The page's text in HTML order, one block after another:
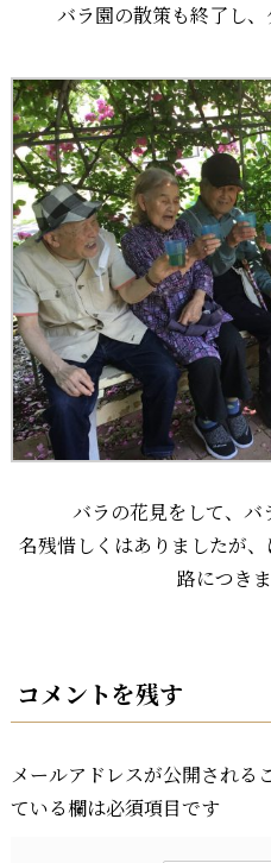
バラ園の散策も終了し
バラの花見をして、
名残惜しくはありましたが
路につき
コメントを残す
メールアドレスが公開される
ている欄は必須項目です